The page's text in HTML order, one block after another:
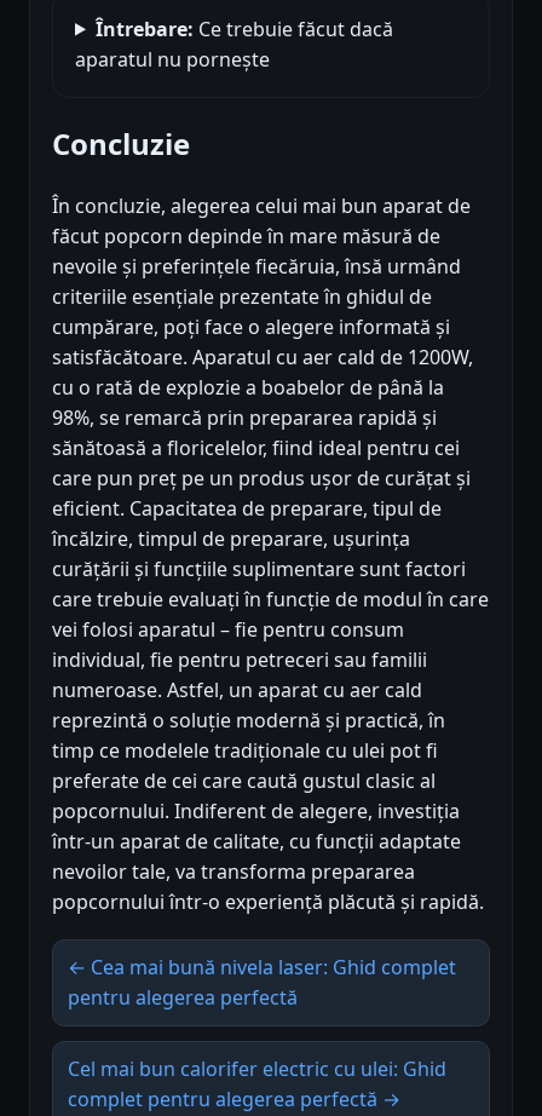
Întrebare: Ce trebuie făcut dacă
aparatul nu pornește
Concluzie
În concluzie, alegerea celui mai bun aparat de
făcut popcorn depinde în mare măsură de
nevoile și preferințele fiecăruia, însă urmând
criteriile esențiale prezentate în ghidul de
cumpărare, poți face o alegere informată și
satisfăcătoare. Aparatul cu aer cald de 1200W,
cu o rată de explozie a boabelor de până la
98%, se remarcă prin prepararea rapidă și
sănătoasă a floricelelor, fiind ideal pentru cei
care pun preț pe un produs ușor de curățat și
eficient. Capacitatea de preparare, tipul de
încălzire, timpul de preparare, ușurința
curățării și funcțiile suplimentare sunt factori
care trebuie evaluați în funcție de modul în care
vei folosi aparatul – fie pentru consum
individual, fie pentru petreceri sau familii
numeroase. Astfel, un aparat cu aer cald
reprezintă o soluție modernă și practică, în
timp ce modelele tradiționale cu ulei pot fi
preferate de cei care caută gustul clasic al
popcornului. Indiferent de alegere, investiția
într-un aparat de calitate, cu funcții adaptate
nevoilor tale, va transforma prepararea
popcornului într-o experiență plăcută și rapidă.
← Cea mai bună nivela laser: Ghid complet
pentru alegerea perfectă
Cel mai bun calorifer electric cu ulei: Ghid
complet pentru alegerea perfectă →